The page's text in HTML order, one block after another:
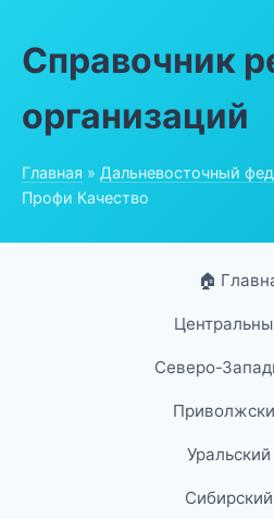
Справочник
организаций
Главная » Дальневосточный
Профи Качество
🏠
Северо-